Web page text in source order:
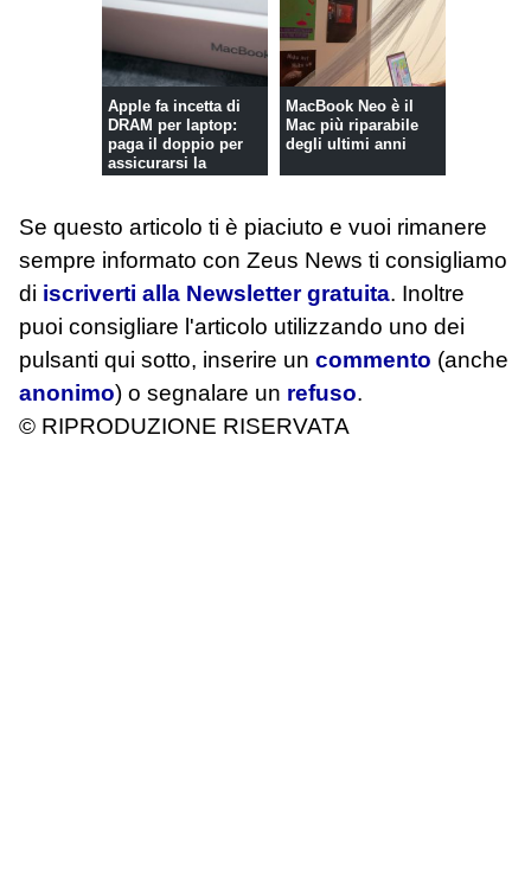
Apple fa incetta di
DRAM per laptop:
paga il doppio per
assicurarsi la
MacBook Neo è il
Mac più riparabile
degli ultimi anni
Se questo articolo ti è piaciuto e vuoi rimanere
sempre informato con Zeus News ti consigliamo
di iscriverti alla Newsletter gratuita. Inoltre
puoi consigliare l'articolo utilizzando uno dei
pulsanti qui sotto, inserire un commento (anche
anonimo) o segnalare un refuso.
© RIPRODUZIONE RISERVATA